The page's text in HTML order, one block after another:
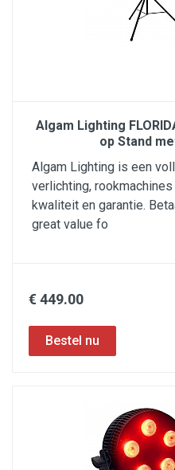
Algam Lighting
op Stand
Algam Lighting is een
verlichting, rookmachines
kwaliteit en garantie.
great value fo
€ 449.00